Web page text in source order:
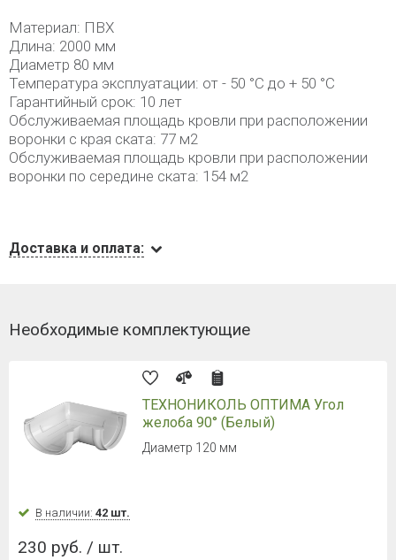
Материал: ПВХ
Длина: 2000 мм
Диаметр 80 мм
Температура эксплуатации: от - 50 °C до + 50 °C
Гарантийный срок: 10 лет
Обслуживаемая площадь кровли при расположении
воронки с края ската: 77 м2
Обслуживаемая площадь кровли при расположении
воронки по середине ската: 154 м2
Доставка и оплата:
Необходимые комплектующие
ТЕХНОНИКОЛЬ ОПТИМА Угол
желоба 90° (Белый)
Диаметр 120 мм
В наличии: 42 шт.
230 руб. / шт.